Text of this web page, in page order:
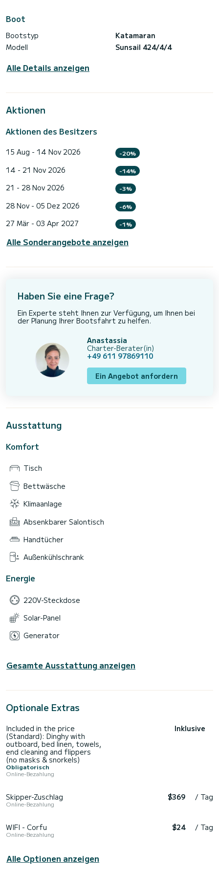
Boot
Bootstyp
Katamaran
Modell
Sunsail 424/4/4
Alle Details anzeigen
Aktionen
Aktionen des Besitzers
15 Aug - 14 Nov 2026 -20%
14 - 21 Nov 2026 -14%
21 - 28 Nov 2026 -3%
28 Nov - 05 Dez 2026 -6%
27 Mär - 03 Apr 2027 -1%
Alle Sonderangebote anzeigen
Haben Sie eine Frage?
Ein Experte steht Ihnen zur Verfügung, um Ihnen bei
der Planung Ihrer Bootsfahrt zu helfen.
Anastassia
Charter-Berater(in)
+49 611 97869110
Ein Angebot anfordern
Ausstattung
Komfort
Tisch
Bettwäsche
Klimaanlage
Absenkbarer Salontisch
Handtücher
Außenkühlschrank
Energie
220V-Steckdose
Solar-Panel
Generator
Gesamte Ausstattung anzeigen
Optionale Extras
Included in the price
(Standard): Dinghy with
outboard, bed linen, towels,
end cleaning and flippers
(no masks & snorkels)
Obligatorisch
Online-Bezahlung
Inklusive
Skipper-Zuschlag
Online-Bezahlung
$369 / Tag
WIFI - Corfu
Online-Bezahlung
$24 / Tag
Alle Optionen anzeigen